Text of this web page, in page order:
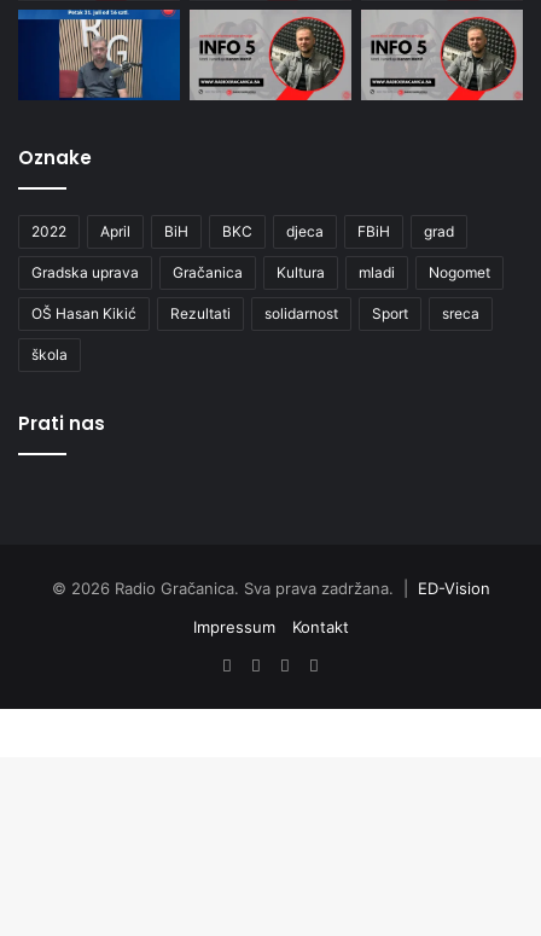
Oznake
2022 April BiH BKC djeca FBiH grad
Gradska uprava Gračanica Kultura mladi Nogomet
OŠ Hasan Kikić Rezultati solidarnost Sport sreca
škola
Prati nas
© 2026 Radio Gračanica. Sva prava zadržana. | ED-Vision
Impressum
Kontakt